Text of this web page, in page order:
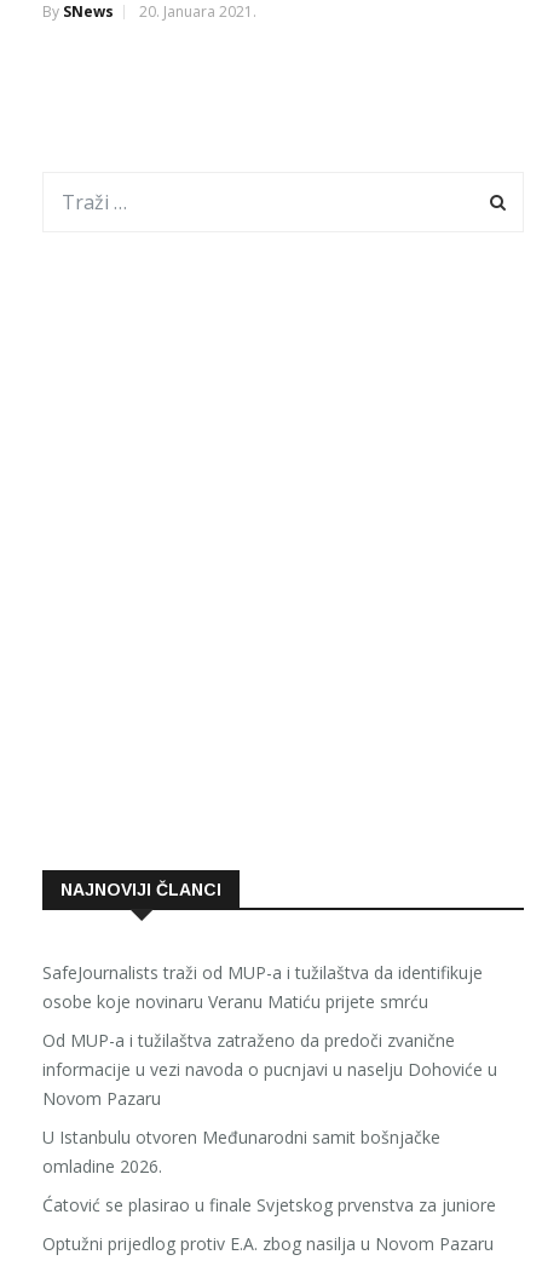
By SNews 20. Januara 2021.
NAJNOVIJI ČLANCI
SafeJournalists traži od MUP-a i tužilaštva da identifikuje
osobe koje novinaru Veranu Matiću prijete smrću
Od MUP-a i tužilaštva zatraženo da predoči zvanične
informacije u vezi navoda o pucnjavi u naselju Dohoviće u
Novom Pazaru
U Istanbulu otvoren Međunarodni samit bošnjačke
omladine 2026.
Ćatović se plasirao u finale Svjetskog prvenstva za juniore
Optužni prijedlog protiv E.A. zbog nasilja u Novom Pazaru